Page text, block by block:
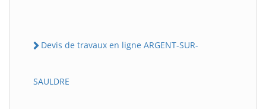
Devis de travaux en ligne ARGENT-SUR-
SAULDRE